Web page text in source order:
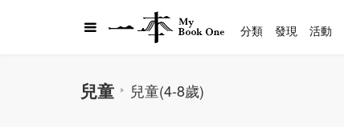
兒童 兒童(4-8歲)
分類 發現 活動